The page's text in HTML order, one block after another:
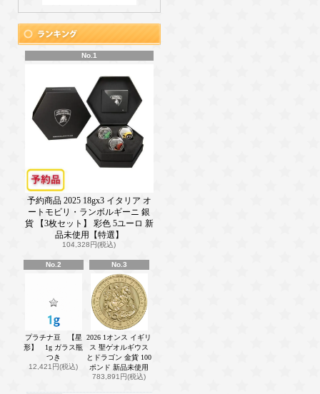
No.1
予約商品 2025 18gx3 イタリア オ
ートモビリ・ランボルギーニ 銀
貨 【3枚セット】 彩色 5ユーロ 新
品未使用【特選】
104,328円(税込)
No.2
プラチナ豆 【星
形】 1g ガラス瓶
つき
12,421円(税込)
No.3
2026 1オンス イギリ
ス 聖ゲオルギウス
とドラゴン 金貨 100
ポンド 新品未使用
783,891円(税込)